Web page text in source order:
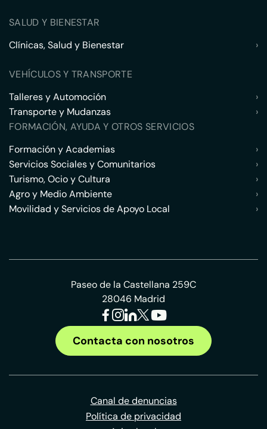
SALUD Y BIENESTAR
Clínicas, Salud y Bienestar
›
VEHÍCULOS Y TRANSPORTE
Talleres y Automoción
›
Transporte y Mudanzas
›
FORMACIÓN, AYUDA Y OTROS SERVICIOS
Formación y Academias
›
Servicios Sociales y Comunitarios
›
Turismo, Ocio y Cultura
›
Agro y Medio Ambiente
›
Movilidad y Servicios de Apoyo Local
›
Paseo de la Castellana 259C
28046 Madrid
Contacta con nosotros
Canal de denuncias
Política de privacidad